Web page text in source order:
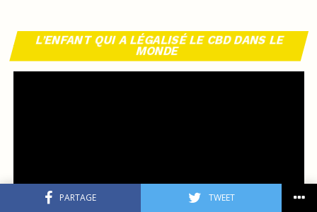
PARTAGE TWEET
L’ENFANT QUI A LÉGALISÉ LE CBD DANS LE
MONDE